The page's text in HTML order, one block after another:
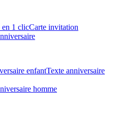
en 1 clicCarte invitation
enfantTexte anniversaire
homme